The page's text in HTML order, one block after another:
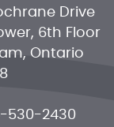
Drive
6th Floor
Ontario
530-2430